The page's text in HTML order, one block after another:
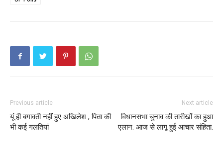
Previous article
यूं ही बगावती नहीं हुए अखिलेश , पिता की
भी कई गलतियां
Next article
विधानसभा चुनाव की तारीखों का हुआ
एलान. आज से लागू हुई आचार संहिता.